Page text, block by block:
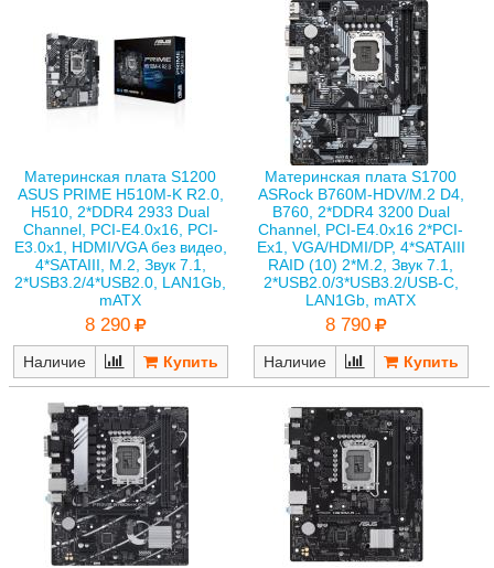
Материнская плата S1200
ASUS PRIME H510M-K R2.0,
H510, 2*DDR4 2933 Dual
Channel, PCI-E4.0x16, PCI-
E3.0x1, HDMI/VGA без видео,
4*SATAIII, M.2, Звук 7.1,
2*USB3.2/4*USB2.0, LAN1Gb,
mATX
8 290
Наличие
Материнская плата S1700
ASRock B760M-HDV/M.2 D4,
B760, 2*DDR4 3200 Dual
Channel, PCI-E4.0x16 2*PCI-
Ex1, VGA/HDMI/DP, 4*SATAIII
RAID (10) 2*M.2, Звук 7.1,
2*USB2.0/3*USB3.2/USB-C,
LAN1Gb, mATX
8 790
Наличие